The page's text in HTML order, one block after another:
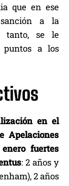
que en ese
a la
tanto, se le
puntos a los
en el
Apelaciones
fuertes
: 2 años y
2 años